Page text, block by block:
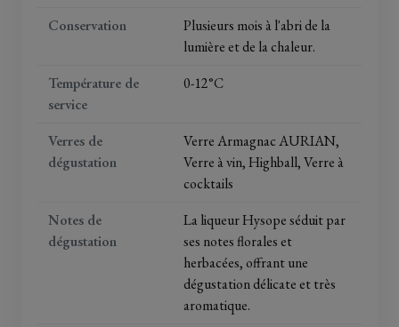
Conservation
Plusieurs mois à l'abri de la
lumière et de la chaleur.
Température de
service
0-12°C
Verres de
dégustation
Verre Armagnac AURIAN,
Verre à vin, Highball, Verre à
cocktails
Notes de
dégustation
La liqueur Hysope séduit par
ses notes florales et
herbacées, offrant une
dégustation délicate et très
aromatique.